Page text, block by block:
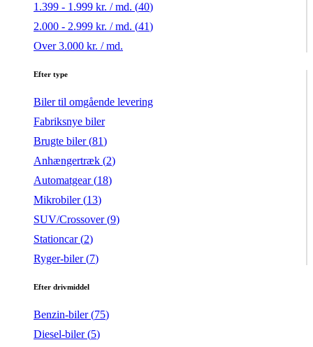
1.399 - 1.999 kr. / md. (40)
2.000 - 2.999 kr. / md. (41)
Over 3.000 kr. / md.
Efter type
Biler til omgående levering
Fabriksnye biler
Brugte biler (81)
Anhængertræk (2)
Automatgear (18)
Mikrobiler (13)
SUV/Crossover (9)
Stationcar (2)
Ryger-biler (7)
Efter drivmiddel
Benzin-biler (75)
Diesel-biler (5)